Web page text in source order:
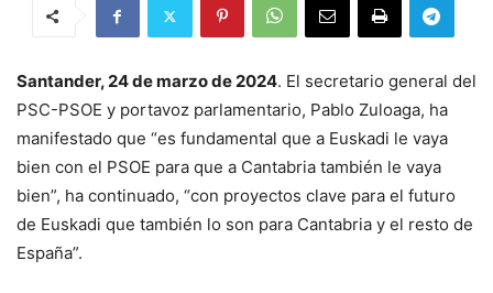
Santander, 24 de marzo de 2024. El secretario general del
PSC-PSOE y portavoz parlamentario, Pablo Zuloaga, ha
manifestado que “es fundamental que a Euskadi le vaya
bien con el PSOE para que a Cantabria también le vaya
bien”, ha continuado, “con proyectos clave para el futuro
de Euskadi que también lo son para Cantabria y el resto de
España”.